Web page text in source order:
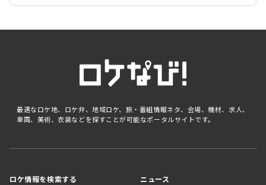
最適なロケ地、ロケ弁、地域ロケ、旅・番組情報ネタ、会場、機材、求人、
車両、美術、衣装などを探すことが可能なポータルサイトです。
ロケ情報を検索する ニュース